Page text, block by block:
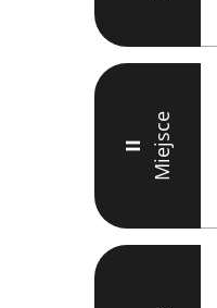
II Miejsce